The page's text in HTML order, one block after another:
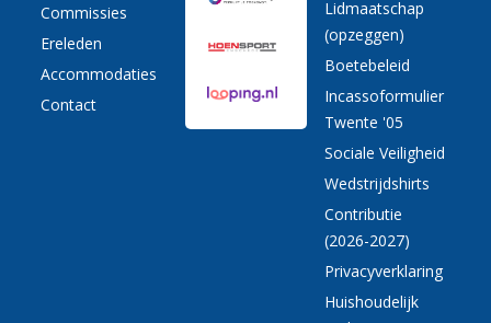
Commissies
Ereleden
Accommodaties
Contact
Lidmaatschap
(opzeggen)
Boetebeleid
Incassoformulier
Twente '05
Sociale Veiligheid
Wedstrijdshirts
Contributie
(2026-2027)
Privacyverklaring
Huishoudelijk